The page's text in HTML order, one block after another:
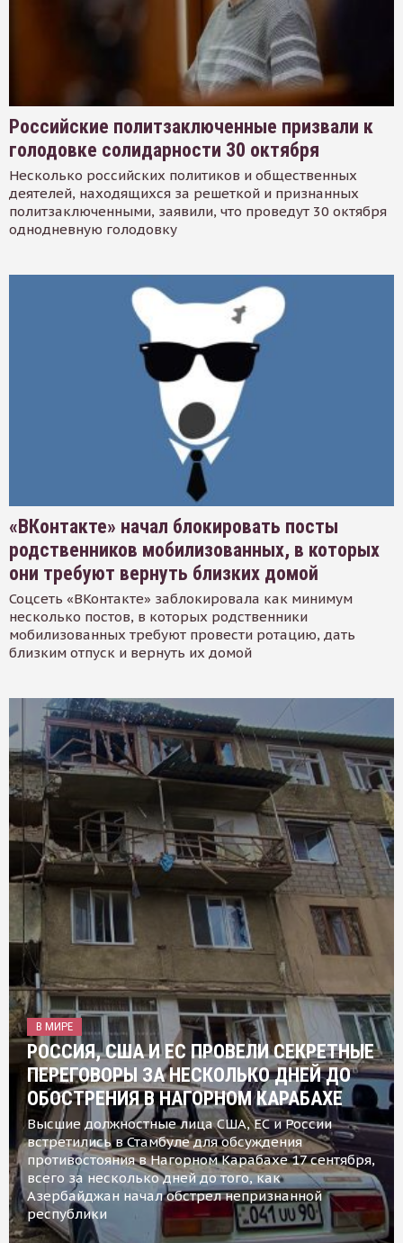
Российские политзаключенные призвали к
голодовке солидарности 30 октября
Несколько российских политиков и общественных
деятелей, находящихся за решеткой и признанных
политзаключенными, заявили, что проведут 30 октября
однодневную голодовку
«ВКонтакте» начал блокировать посты
родственников мобилизованных, в которых
они требуют вернуть близких домой
Соцсеть «ВКонтакте» заблокировала как минимум
несколько постов, в которых родственники
мобилизованных требуют провести ротацию, дать
близким отпуск и вернуть их домой
В МИРЕ
РОССИЯ, США И ЕС ПРОВЕЛИ СЕКРЕТНЫЕ
ПЕРЕГОВОРЫ ЗА НЕСКОЛЬКО ДНЕЙ ДО
ОБОСТРЕНИЯ В НАГОРНОМ КАРАБАХЕ
Высшие должностные лица США, ЕС и России
встретились в Стамбуле для обсуждения
противостояния в Нагорном Карабахе 17 сентября,
всего за несколько дней до того, как
Азербайджан начал обстрел непризнанной
республики